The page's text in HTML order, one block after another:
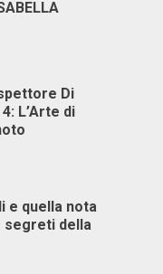
Di
L’Arte di
e quella nota
segreti della